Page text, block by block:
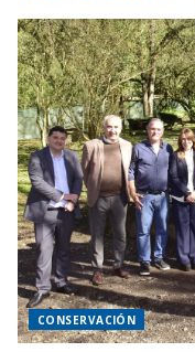
CONSERVACIÓN